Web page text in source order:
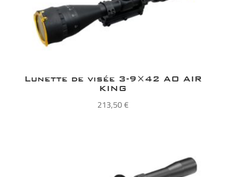
Lunette de visée 3-9×42 AO AIR
KING
213,50€